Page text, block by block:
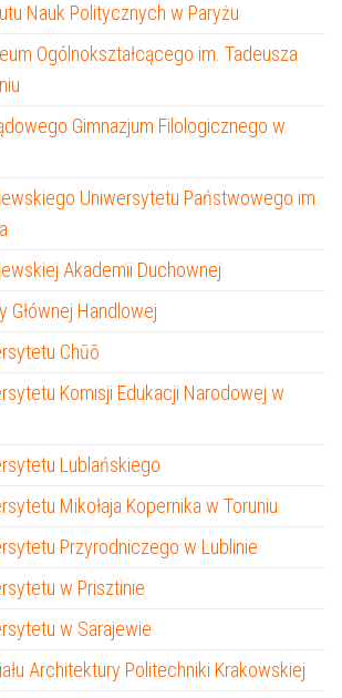
Nauk Politycznych w Paryżu
Ogólnokształcącego im. Tadeusza
Gimnazjum Filologicznego w
Uniwersytetu Państwowego im.
Akademii Duchownej
Głównej Handlowej
Chūō
Komisji Edukacji Narodowej w
Lublańskiego
Mikołaja Kopernika w Toruniu
Przyrodniczego w Lublinie
w Prisztinie
w Sarajewie
Architektury Politechniki Krakowskiej